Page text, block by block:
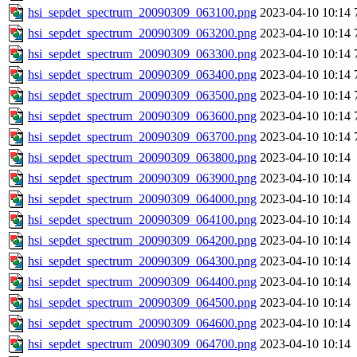
hsi_sepdet_spectrum_20090309_063100.png 2023-04-10 10:14
hsi_sepdet_spectrum_20090309_063200.png 2023-04-10 10:14
hsi_sepdet_spectrum_20090309_063300.png 2023-04-10 10:14
hsi_sepdet_spectrum_20090309_063400.png 2023-04-10 10:14
hsi_sepdet_spectrum_20090309_063500.png 2023-04-10 10:14
hsi_sepdet_spectrum_20090309_063600.png 2023-04-10 10:14
hsi_sepdet_spectrum_20090309_063700.png 2023-04-10 10:14
hsi_sepdet_spectrum_20090309_063800.png 2023-04-10 10:14
hsi_sepdet_spectrum_20090309_063900.png 2023-04-10 10:14
hsi_sepdet_spectrum_20090309_064000.png 2023-04-10 10:14
hsi_sepdet_spectrum_20090309_064100.png 2023-04-10 10:14
hsi_sepdet_spectrum_20090309_064200.png 2023-04-10 10:14
hsi_sepdet_spectrum_20090309_064300.png 2023-04-10 10:14
hsi_sepdet_spectrum_20090309_064400.png 2023-04-10 10:14
hsi_sepdet_spectrum_20090309_064500.png 2023-04-10 10:14
hsi_sepdet_spectrum_20090309_064600.png 2023-04-10 10:14
hsi_sepdet_spectrum_20090309_064700.png 2023-04-10 10:14